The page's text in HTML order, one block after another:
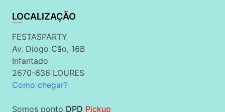
LOCALIZAÇÃO
FESTASPARTY
Av. Diogo Cão, 16B
Infantado
2670-636 LOURES
Como chegar?
Somos ponto DPD Pickup